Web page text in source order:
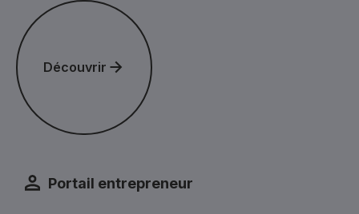
Découvrir
Découvrir
Portail entrepreneur